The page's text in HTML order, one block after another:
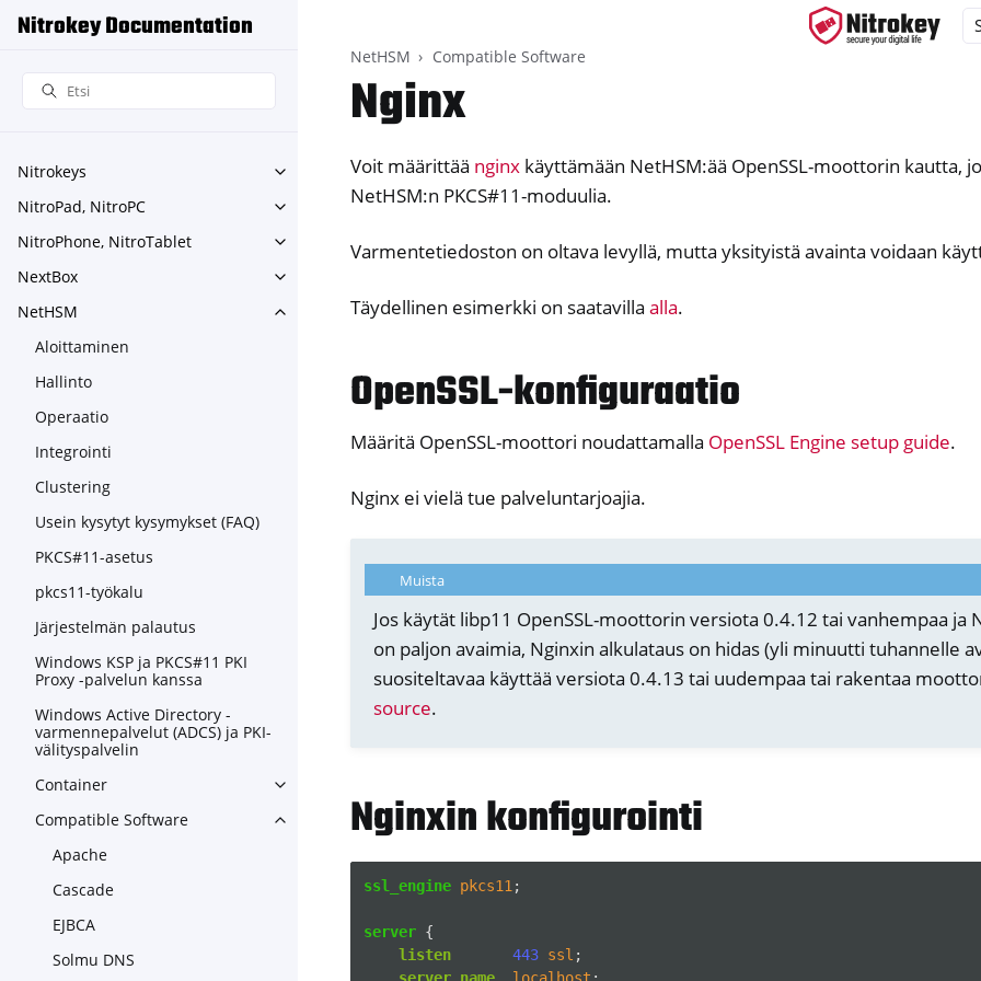
Nitrokey Documentation
Nitrokeys
Toggle navigation of Nitrokeys
NitroPad, NitroPC
Toggle navigation of NitroPad, NitroPC
NitroPhone, NitroTablet
Toggle navigation of NitroPhone, NitroTablet
NextBox
Toggle navigation of NextBox
NetHSM
Toggle navigation of NetHSM
Aloittaminen
Hallinto
Operaatio
Integrointi
Clustering
Usein kysytyt kysymykset (FAQ)
PKCS#11-asetus
pkcs11-työkalu
Järjestelmän palautus
Windows KSP ja PKCS#11 PKI
Proxy -palvelun kanssa
Windows Active Directory -
varmennepalvelut (ADCS) ja PKI-
välityspalvelin
Container
Toggle navigation of Container
Compatible Software
Toggle navigation of Compatible Software
Apache
Cascade
EJBCA
Solmu DNS
NetHSM Compatible Software
Nginx
Voit määrittää nginx käyttämään NetHSM:ää OpenSSL-moottorin kautta,
NetHSM:n PKCS#11-moduulia.
Varmentetiedoston on oltava levyllä, mutta yksityistä avainta voidaan
Täydellinen esimerkki on saatavilla alla.
OpenSSL-konfiguraatio
Määritä OpenSSL-moottori noudattamalla OpenSSL Engine setup guide.
Nginx ei vielä tue palveluntarjoajia.
Muista
Jos käytät libp11 OpenSSL-moottorin versiota 0.4.12 tai vanhempaa ja
on paljon avaimia, Nginxin alkulataus on hidas (yli minuutti tuhannelle
suositeltavaa käyttää versiota 0.4.13 tai uudempaa tai rakentaa
source.
Nginxin konfigurointi
ssl_engine pkcs11;
server {
listen
443 ssl ;